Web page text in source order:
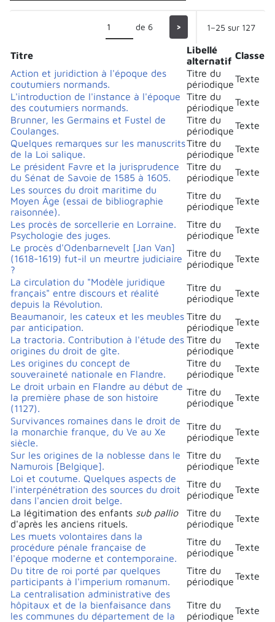
de 6 > 1–25 sur 127
Titre
Libellé
alternatif Classe
Action et juridiction à l'époque des
coutumiers normands.
Titre du
périodiqueTexte
L'introduction de l'instance à l'époque
des coutumiers normands.
Titre du
périodiqueTexte
Brunner, les Germains et Fustel de
Coulanges.
Titre du
périodiqueTexte
Quelques remarques sur les manuscrits
de la Loi salique.
Titre du
périodiqueTexte
Le président Favre et la jurisprudence
du Sénat de Savoie de 1585 à 1605.
Titre du
périodiqueTexte
Les sources du droit maritime du
Moyen Âge (essai de bibliographie
raisonnée).
Titre du
périodiqueTexte
Les procès de sorcellerie en Lorraine.
Psychologie des juges.
Titre du
périodiqueTexte
Le procès d'Odenbarnevelt [Jan Van]
(1618-1619) fut-il un meurtre judiciaire
?
Titre du
périodiqueTexte
La circulation du "Modèle juridique
français" entre discours et réalité
depuis la Révolution.
Titre du
périodiqueTexte
Beaumanoir, les cateux et les meubles
par anticipation.
Titre du
périodiqueTexte
La tractoria. Contribution à l'étude des
origines du droit de gîte.
Titre du
périodiqueTexte
Les origines du concept de
souveraineté nationale en Flandre.
Titre du
périodiqueTexte
Le droit urbain en Flandre au début de
la première phase de son histoire
(1127).
Titre du
périodiqueTexte
Survivances romaines dans le droit de
la monarchie franque, du Ve au Xe
siècle.
Titre du
périodiqueTexte
Sur les origines de la noblesse dans le
Namurois [Belgique].
Titre du
périodiqueTexte
Loi et coutume. Quelques aspects de
l'interpénétration des sources du droit
dans l'ancien droit belge.
Titre du
périodiqueTexte
La légitimation des enfants sub pallio
d'après les anciens rituels.
Titre du
périodiqueTexte
Les muets volontaires dans la
procédure pénale française de
l'époque moderne et contemporaine.
Titre du
périodiqueTexte
Du titre de roi porté par quelques
participants à l'imperium romanum.
Titre du
périodiqueTexte
La centralisation administrative des
hôpitaux et de la bienfaisance dans
les communes du département de la
Titre du
périodiqueTexte